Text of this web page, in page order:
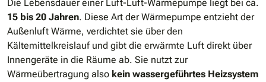
Die Lebensdauer einer Luft-Luft-Wärmepumpe liegt bei ca.
15 bis 20 Jahren. Diese Art der Wärmepumpe entzieht der
Außenluft Wärme, verdichtet sie über den
Kältemittelkreislauf und gibt die erwärmte Luft direkt über
Innengeräte in die Räume ab. Sie nutzt zur
Wärmeübertragung also kein wassergeführtes Heizsystem